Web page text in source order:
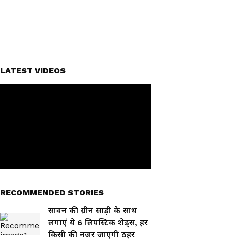
LATEST VIDEOS
RECOMMENDED STORIES
सावन की ग्रीन साड़ी के साथ
लगाएं ये 6 लिपस्टिक शेड्स, हर
किसी की नजर जाएगी ठहर